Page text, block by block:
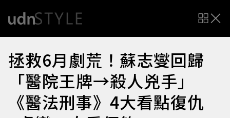
拯救6月劇荒！蘇志燮回歸
「醫院王牌→殺人兇手」
《醫法刑事》4大看點復仇